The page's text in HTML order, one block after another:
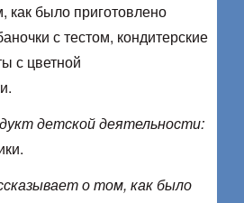
как было приготовлено
с тестом, кондитерские
с цветной
детской деятельности:
о том, как было